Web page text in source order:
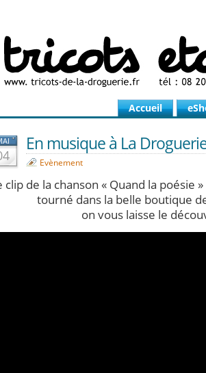
Accueil
En musique à La
Evènement
clip de la chanson « Quand la poésie
tourné dans la belle boutique
on vous laisse le